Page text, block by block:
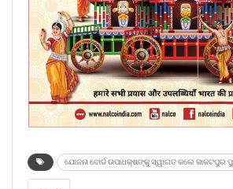
ଯୋଜନା ବୋର୍ଡ ଉପାଧକ୍ଷଙ୍କୁ ସ୍ୱାଗତ କଲେ କାକଟପୁର